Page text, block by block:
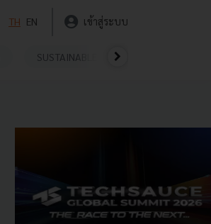
TH EN เข้าสู่ระบบ
SUSTAINABLE